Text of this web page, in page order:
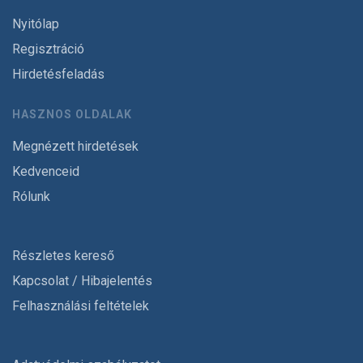
Nyitólap
Regisztráció
Hirdetésfeladás
HASZNOS OLDALAK
Megnézett hirdetések
Kedvenceid
Rólunk
Részletes kereső
Kapcsolat / Hibajelentés
Felhasználási feltételek